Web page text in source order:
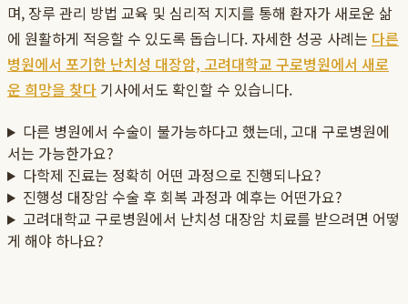
며, 장루 관리 방법 교육 및 심리적 지지를 통해 환자가 새로운 삶
에 원활하게 적응할 수 있도록 돕습니다. 자세한 성공 사례는 다른
병원에서 포기한 난치성 대장암, 고려대학교 구로병원에서 새로
운 희망을 찾다 기사에서도 확인할 수 있습니다.
다른 병원에서 수술이 불가능하다고 했는데, 고대 구로병원에
서는 가능한가요?
다학제 진료는 정확히 어떤 과정으로 진행되나요?
진행성 대장암 수술 후 회복 과정과 예후는 어떤가요?
고려대학교 구로병원에서 난치성 대장암 치료를 받으려면 어떻
게 해야 하나요?